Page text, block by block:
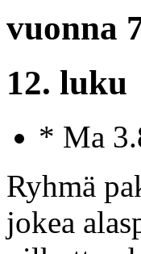
vuonna
12. luku
* Ma
Ryhmä
jokea